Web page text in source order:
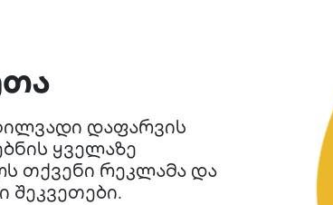
დაფარვის
ყველაზე
თქვენი რეკლამა და
შეკვეთები.